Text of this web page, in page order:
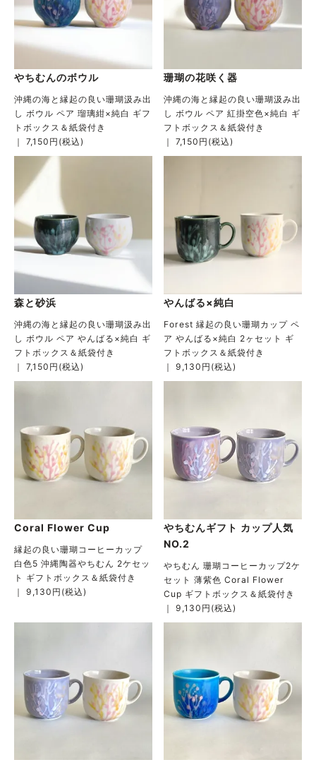
やちむんのボウル
沖縄の海と縁起の良い珊瑚汲み出
し ボウル ペア 瑠璃紺×純白 ギフ
トボックス＆紙袋付き
｜ 7,150円(税込)
珊瑚の花咲く器
沖縄の海と縁起の良い珊瑚汲み出
し ボウル ペア 紅掛空色×純白 ギ
フトボックス＆紙袋付き
｜ 7,150円(税込)
森と砂浜
沖縄の海と縁起の良い珊瑚汲み出
し ボウル ペア やんばる×純白 ギ
フトボックス＆紙袋付き
｜ 7,150円(税込)
やんばる×純白
Forest 縁起の良い珊瑚カップ ペ
ア やんばる×純白 2ヶセット ギ
フトボックス＆紙袋付き
｜ 9,130円(税込)
Coral Flower Cup
縁起の良い珊瑚コーヒーカップ
白色5 沖縄陶器やちむん 2ケセッ
ト ギフトボックス＆紙袋付き
｜ 9,130円(税込)
やちむんギフト カップ人気
NO.2
やちむん 珊瑚コーヒーカップ2ケ
セット 薄紫色 Coral Flower
Cup ギフトボックス＆紙袋付き
｜ 9,130円(税込)